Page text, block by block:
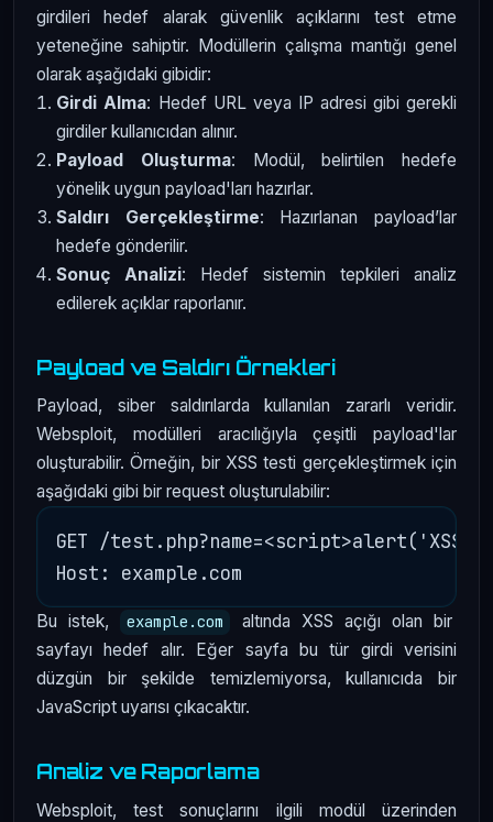
girdileri hedef alarak güvenlik açıklarını test etme
yeteneğine sahiptir. Modüllerin çalışma mantığı genel
olarak aşağıdaki gibidir:
Girdi Alma: Hedef URL veya IP adresi gibi gerekli
girdiler kullanıcıdan alınır.
Payload Oluşturma: Modül, belirtilen hedefe
yönelik uygun payload'ları hazırlar.
Saldırı Gerçekleştirme: Hazırlanan payload’lar
hedefe gönderilir.
Sonuç Analizi: Hedef sistemin tepkileri analiz
edilerek açıklar raporlanır.
Payload ve Saldırı Örnekleri
Payload, siber saldırılarda kullanılan zararlı veridir.
Websploit, modülleri aracılığıyla çeşitli payload'lar
oluşturabilir. Örneğin, bir XSS testi gerçekleştirmek için
aşağıdaki gibi bir request oluşturulabilir:
GET /
Bu istek, example.com
altında XSS açığı olan bir
sayfayı hedef alır. Eğer sayfa bu tür girdi verisini
düzgün bir şekilde temizlemiyorsa, kullanıcıda bir
JavaScript uyarısı çıkacaktır.
Analiz ve Raporlama
Websploit, test sonuçlarını ilgili modül üzerinden